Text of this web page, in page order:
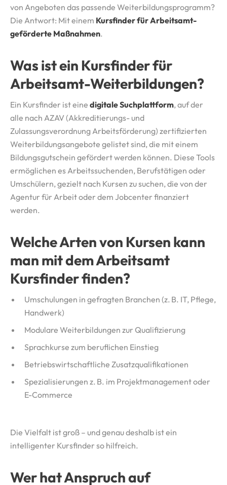
von Angeboten das passende Weiterbildungsprogramm?
Die Antwort: Mit einem Kursfinder für Arbeitsamt-
geförderte Maßnahmen.
Was ist ein Kursfinder für
Arbeitsamt-Weiterbildungen?
Ein Kursfinder ist eine digitale Suchplattform, auf der
alle nach AZAV (Akkreditierungs- und
Zulassungsverordnung Arbeitsförderung) zertifizierten
Weiterbildungsangebote gelistet sind, die mit einem
Bildungsgutschein gefördert werden können. Diese Tools
ermöglichen es Arbeitssuchenden, Berufstätigen oder
Umschülern, gezielt nach Kursen zu suchen, die von der
Agentur für Arbeit oder dem Jobcenter finanziert
werden.
Welche Arten von Kursen kann
man mit dem Arbeitsamt
Kursfinder finden?
Umschulungen in gefragten Branchen (z. B. IT, Pflege,
Handwerk)
Modulare Weiterbildungen zur Qualifizierung
Sprachkurse zum beruflichen Einstieg
Betriebswirtschaftliche Zusatzqualifikationen
Spezialisierungen z. B. im Projektmanagement oder
E-Commerce
Die Vielfalt ist groß – und genau deshalb ist ein
intelligenter Kursfinder so hilfreich.
Wer hat Anspruch auf